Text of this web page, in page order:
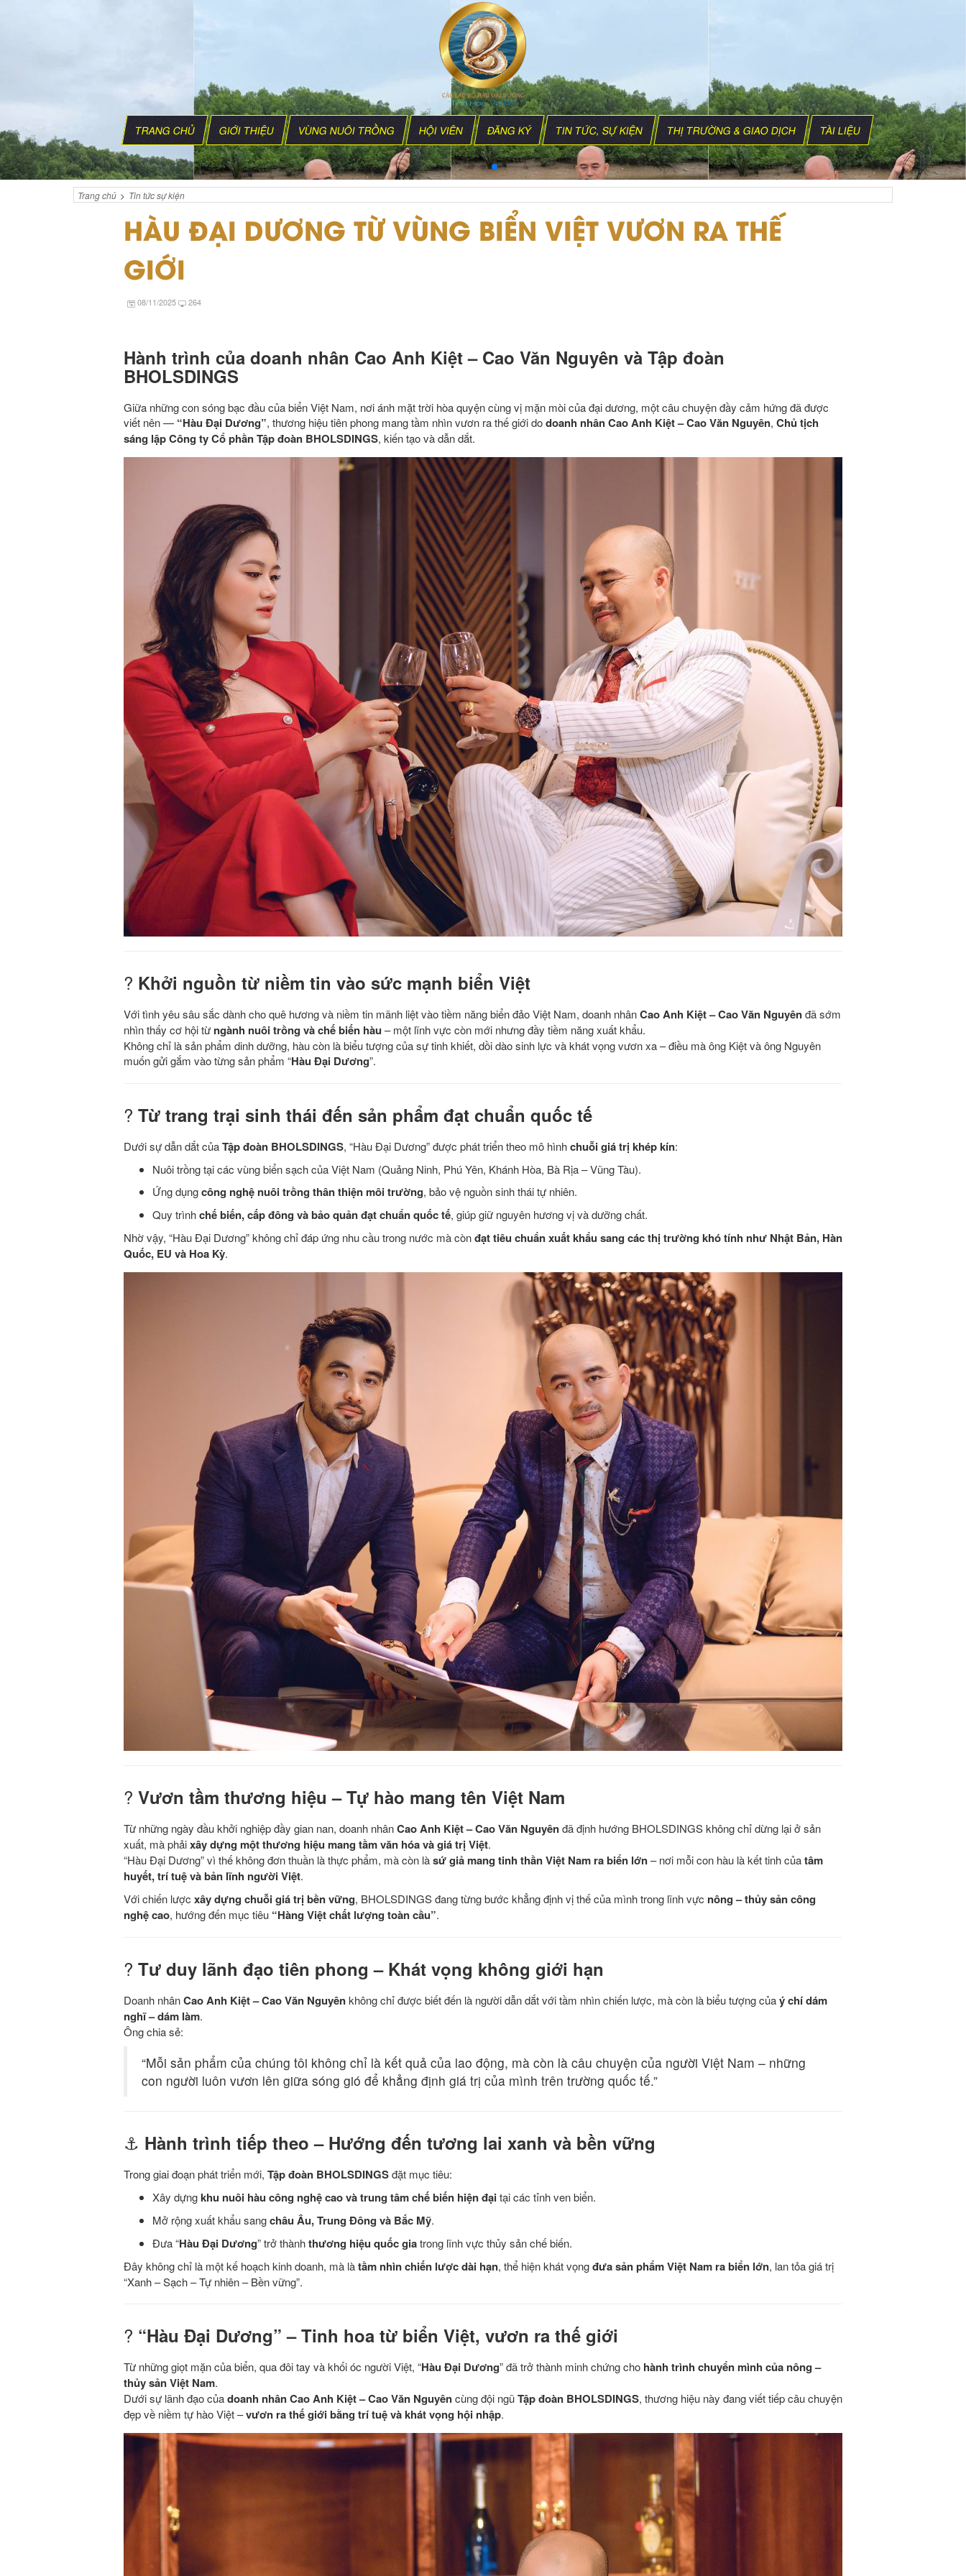
TRANG CHỦ GIỚI THIỆU VÙNG NUÔI TRỒNG HỘI VIÊN ĐĂNG KÝ TIN TỨC, SỰ KIỆN THỊ TRƯỜNG & GIAO DỊCH TÀI LIỆU
Trang chủ > Tin tức sự kiện
HÀU ĐẠI DƯƠNG TỪ VÙNG BIỂN VIỆT VƯƠN RA THẾ
GIỚI
08/11/2025 264
Hành trình của doanh nhân Cao Anh Kiệt – Cao Văn Nguyên và Tập đoàn
BHOLSDINGS
Giữa những con sóng bạc đầu của biển Việt Nam, nơi ánh mặt trời hòa quyện cùng vị mặn mòi của đại dương, một câu chuyện đầy cảm hứng đã được
viết nên — “Hàu Đại Dương”, thương hiệu tiên phong mang tầm nhìn vươn ra thế giới dodoanh nhân Cao Anh Kiệt – Cao Văn Nguyên, Chủ tịch
sáng lập Công ty Cổ phần Tập đoàn BHOLSDINGS, kiến tạo và dẫn dắt.
? Khởi nguồn từ niềm tin vào sức mạnh biển Việt
Với tình yêu sâu sắc dành cho quê hương và niềm tin mãnh liệt vào tiềm năng biển đảo Việt Nam, doanh nhânCao Anh Kiệt – Cao Văn Nguyênđã sớm
nhìn thấy cơ hội từ ngành nuôi trồng và chế biến hàu – một lĩnh vực còn mới nhưng đầy tiềm năng xuất khẩu.
Không chỉ là sản phẩm dinh dưỡng, hàu còn là biểu tượng của sự tinh khiết, dồi dào sinh lực và khát vọng vươn xa – điều mà ông Kiệt và ông Nguyên
muốn gửi gắm vào từng sản phẩm “Hàu Đại Dương”.
? Từ trang trại sinh thái đến sản phẩm đạt chuẩn quốc tế
Dưới sự dẫn dắt củaTập đoàn BHOLSDINGS, “Hàu Đại Dương” được phát triển theo mô hìnhchuỗi giá trị khép kín:
Nuôi trồng tại các vùng biển sạch của Việt Nam (Quảng Ninh, Phú Yên, Khánh Hòa, Bà Rịa – Vũng Tàu).
Ứng dụngcông nghệ nuôi trồng thân thiện môi trường, bảo vệ nguồn sinh thái tự nhiên.
Quy trìnhchế biến, cấp đông và bảo quản đạt chuẩn quốc tế, giúp giữ nguyên hương vị và dưỡng chất.
Nhờ vậy, “Hàu Đại Dương” không chỉ đáp ứng nhu cầu trong nước mà cònđạt tiêu chuẩn xuất khẩu sang các thị trường khó tính như Nhật Bản, Hàn
Quốc, EU và Hoa Kỳ.
? Vươn tầm thương hiệu – Tự hào mang tên Việt Nam
Từ những ngày đầu khởi nghiệp đầy gian nan, doanh nhânCao Anh Kiệt – Cao Văn Nguyênđã định hướng BHOLSDINGS không chỉ dừng lại ở sản
xuất, mà phảixây dựng một thương hiệu mang tầm văn hóa và giá trị Việt.
“Hàu Đại Dương” vì thế không đơn thuần là thực phẩm, mà còn làsứ giả mang tinh thần Việt Nam ra biển lớn– nơi mỗi con hàu là kết tinh củatâm
huyết, trí tuệ và bản lĩnh người Việt.
Với chiến lược xây dựng chuỗi giá trị bền vững, BHOLSDINGS đang từng bước khẳng định vị thế của mình trong lĩnh vực nông – thủy sản công
nghệ cao, hướng đến mục tiêu “Hàng Việt chất lượng toàn cầu”.
? Tư duy lãnh đạo tiên phong – Khát vọng không giới hạn
Doanh nhânCao Anh Kiệt – Cao Văn Nguyênkhông chỉ được biết đến là người dẫn dắt với tầm nhìn chiến lược, mà còn là biểu tượng củaý chí dám
nghĩ – dám làm.
Ông chia sẻ:
“Mỗi sản phẩm của chúng tôi không chỉ là kết quả của lao động, mà còn là câu chuyện của người Việt Nam – những
con người luôn vươn lên giữa sóng gió để khẳng định giá trị của mình trên trường quốc tế.”
⚓ Hành trình tiếp theo – Hướng đến tương lai xanh và bền vững
Trong giai đoạn phát triển mới, Tập đoàn BHOLSDINGSđặt mục tiêu:
Xây dựngkhu nuôi hàu công nghệ cao và trung tâm chế biến hiện đạitại các tỉnh ven biển.
Mở rộng xuất khẩu sangchâu Âu, Trung Đông và Bắc Mỹ.
Đưa “Hàu Đại Dương” trở thànhthương hiệu quốc giatrong lĩnh vực thủy sản chế biến.
Đây không chỉ là một kế hoạch kinh doanh, mà làtầm nhìn chiến lược dài hạn, thể hiện khát vọngđưa sản phẩm Việt Nam ra biển lớn, lan tỏa giá trị
“Xanh – Sạch – Tự nhiên – Bền vững”.
? “Hàu Đại Dương” – Tinh hoa từ biển Việt, vươn ra thế giới
Từ những giọt mặn của biển, qua đôi tay và khối óc người Việt, “Hàu Đại Dương” đã trở thành minh chứng cho hành trình chuyển mình của nông –
thủy sản Việt Nam.
Dưới sự lãnh đạo củadoanh nhân Cao Anh Kiệt – Cao Văn Nguyêncùng đội ngũTập đoàn BHOLSDINGS, thương hiệu này đang viết tiếp câu chuyện
đẹp về niềm tự hào Việt –vươn ra thế giới bằng trí tuệ và khát vọng hội nhập.